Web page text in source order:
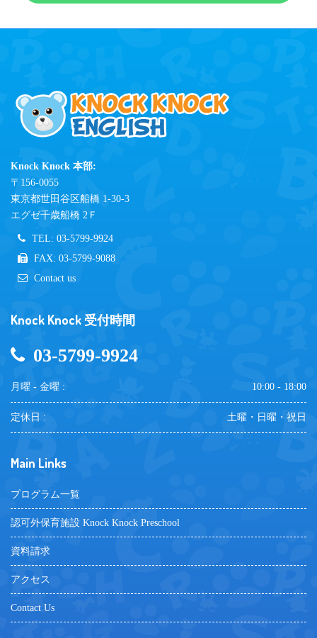
Knock Knock 本部:
〒156-0055
東京都世田谷区船橋 1-30-3
エグゼ千歳船橋 2Ｆ
TEL: 03-5799-9924
FAX: 03-5799-9088
Contact us
Knock Knock 受付時間
03-5799-9924
月曜 - 金曜 : 10:00 - 18:00
定休日 : 土曜・日曜・祝日
Main Links
プログラム一覧
認可外保育施設 Knock Knock Preschool
資料請求
アクセス
Contact Us